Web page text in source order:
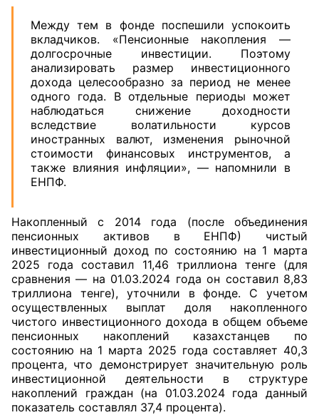
Между тем в фонде поспешили успокоить
вкладчиков. «Пенсионные накопления —
долгосрочные инвестиции. Поэтому
анализировать размер инвестиционного
дохода целесообразно за период не менее
одного года. В отдельные периоды может
наблюдаться снижение доходности
вследствие волатильности курсов
иностранных валют, изменения рыночной
стоимости финансовых инструментов, а
также влияния инфляции», — напомнили в
ЕНПФ.
Накопленный с 2014 года (после объединения
пенсионных активов в ЕНПФ) чистый
инвестиционный доход по состоянию на 1 марта
2025 года составил 11,46 триллиона тенге (для
сравнения — на 01.03.2024 года он составил 8,83
триллиона тенге), уточнили в фонде. С учетом
осуществленных выплат доля накопленного
чистого инвестиционного дохода в общем объеме
пенсионных накоплений казахстанцев по
состоянию на 1 марта 2025 года составляет 40,3
процента, что демонстрирует значительную роль
инвестиционной деятельности в структуре
накоплений граждан (на 01.03.2024 года данный
показатель составлял 37,4 процента).